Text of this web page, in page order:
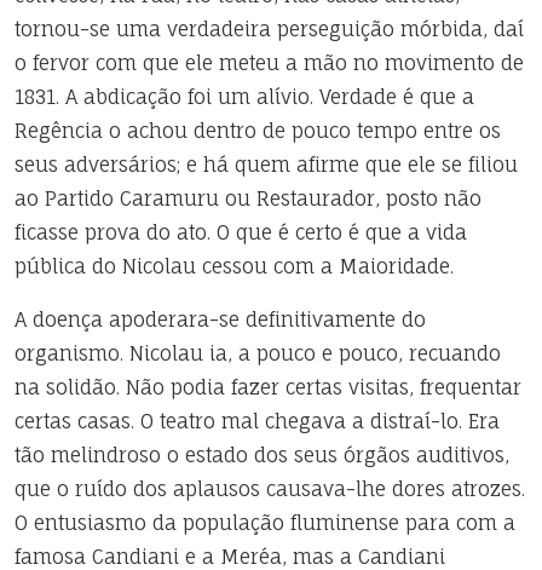
tornou-se uma verdadeira perseguição mórbida, daí
o fervor com que ele meteu a mão no movimento de
1831. A abdicação foi um alívio. Verdade é que a
Regência o achou dentro de pouco tempo entre os
seus adversários; e há quem afirme que ele se filiou
ao Partido Caramuru ou Restaurador, posto não
ficasse prova do ato. O que é certo é que a vida
pública do Nicolau cessou com a Maioridade.
A doença apoderara-se definitivamente do
organismo. Nicolau ia, a pouco e pouco, recuando
na solidão. Não podia fazer certas visitas, frequentar
certas casas. O teatro mal chegava a distraí-lo. Era
tão melindroso o estado dos seus órgãos auditivos,
que o ruído dos aplausos causava-lhe dores atrozes.
O entusiasmo da população fluminense para com a
famosa Candiani e a Meréa, mas a Candiani